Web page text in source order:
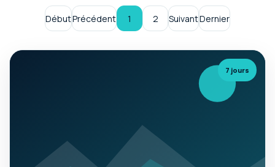
DébutPrécédent 1 2 SuivantDernier
7 jours